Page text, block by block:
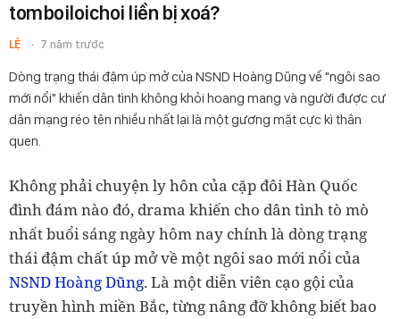
tomboiloichoi liền bị xoá?
LỆ 7 năm trước
Dòng trạng thái đậm úp mở của NSND Hoàng Dũng về "ngôi sao
mới nổi" khiến dân tình không khỏi hoang mang và người được cư
dân mạng réo tên nhiều nhất lại là một gương mặt cực kì thân
quen.
Không phải chuyện ly hôn của cặp đôi Hàn Quốc
đình đám nào đó, drama khiến cho dân tình tò mò
nhất buổi sáng ngày hôm nay chính là dòng trạng
thái đậm chất úp mở về một ngôi sao mới nổi của
NSND Hoàng Dũng. Là một diễn viên cạo gội của
truyền hình miền Bắc, từng nâng đỡ không biết bao